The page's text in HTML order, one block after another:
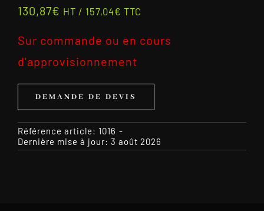
130,87€ HT / 157,04€ TTC
Sur commande ou en cours
d'approvisionnement
DEMANDE DE DEVIS
Référence article: 1016 -
Dernière mise à jour: 3 août 2026